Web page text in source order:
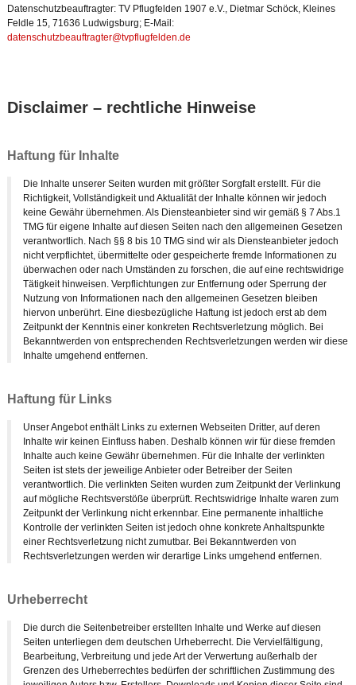
Datenschutzbeauftragter: TV Pflugfelden 1907 e.V., Dietmar Schöck, Kleines
Feldle 15, 71636 Ludwigsburg; E-Mail:
datenschutzbeauftragter@tvpflugfelden.de
Disclaimer – rechtliche Hinweise
Haftung für Inhalte
Die Inhalte unserer Seiten wurden mit größter Sorgfalt erstellt. Für die
Richtigkeit, Vollständigkeit und Aktualität der Inhalte können wir jedoch
keine Gewähr übernehmen. Als Diensteanbieter sind wir gemäß § 7 Abs.1
TMG für eigene Inhalte auf diesen Seiten nach den allgemeinen Gesetzen
verantwortlich. Nach §§ 8 bis 10 TMG sind wir als Diensteanbieter jedoch
nicht verpflichtet, übermittelte oder gespeicherte fremde Informationen zu
überwachen oder nach Umständen zu forschen, die auf eine rechtswidrige
Tätigkeit hinweisen. Verpflichtungen zur Entfernung oder Sperrung der
Nutzung von Informationen nach den allgemeinen Gesetzen bleiben
hiervon unberührt. Eine diesbezügliche Haftung ist jedoch erst ab dem
Zeitpunkt der Kenntnis einer konkreten Rechtsverletzung möglich. Bei
Bekanntwerden von entsprechenden Rechtsverletzungen werden wir diese
Inhalte umgehend entfernen.
Haftung für Links
Unser Angebot enthält Links zu externen Webseiten Dritter, auf deren
Inhalte wir keinen Einfluss haben. Deshalb können wir für diese fremden
Inhalte auch keine Gewähr übernehmen. Für die Inhalte der verlinkten
Seiten ist stets der jeweilige Anbieter oder Betreiber der Seiten
verantwortlich. Die verlinkten Seiten wurden zum Zeitpunkt der Verlinkung
auf mögliche Rechtsverstöße überprüft. Rechtswidrige Inhalte waren zum
Zeitpunkt der Verlinkung nicht erkennbar. Eine permanente inhaltliche
Kontrolle der verlinkten Seiten ist jedoch ohne konkrete Anhaltspunkte
einer Rechtsverletzung nicht zumutbar. Bei Bekanntwerden von
Rechtsverletzungen werden wir derartige Links umgehend entfernen.
Urheberrecht
Die durch die Seitenbetreiber erstellten Inhalte und Werke auf diesen
Seiten unterliegen dem deutschen Urheberrecht. Die Vervielfältigung,
Bearbeitung, Verbreitung und jede Art der Verwertung außerhalb der
Grenzen des Urheberrechtes bedürfen der schriftlichen Zustimmung des